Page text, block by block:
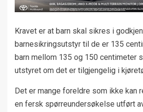
Kravet er at barn skal sikres i
barnesikringsutstyr til de er 135
barn mellom 135 og 150 centimeter
utstyret om det er tilgjengelig i
Det er mange foreldre som ikke kan
en fersk spørreundersøkelse utført